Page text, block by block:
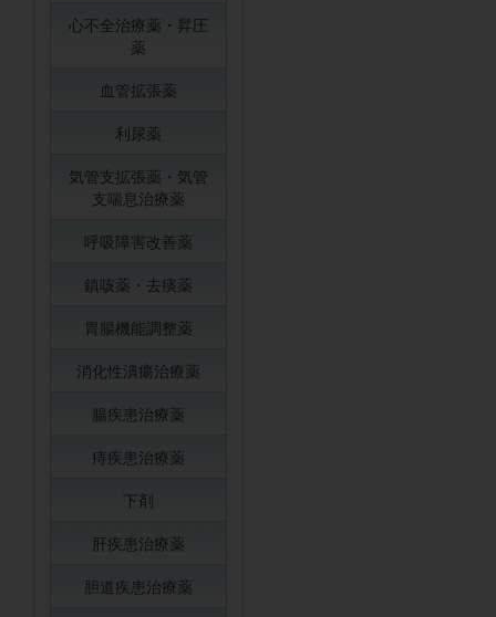
心不全治療薬・昇圧
薬
血管拡張薬
利尿薬
気管支拡張薬・気管
支喘息治療薬
呼吸障害改善薬
鎮咳薬・去痰薬
胃腸機能調整薬
消化性潰瘍治療薬
腸疾患治療薬
痔疾患治療薬
下剤
肝疾患治療薬
胆道疾患治療薬